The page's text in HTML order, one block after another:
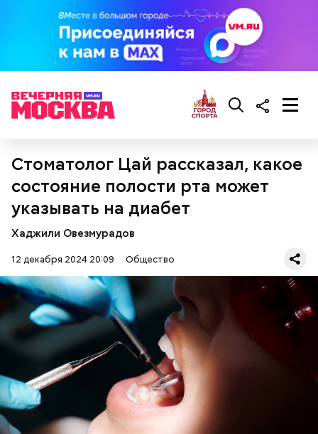
Стоматолог Цай рассказал, какое
состояние полости рта может
указывать на диабет
Хаджили Овезмурадов
12 декабря 2024 20:09 Общество